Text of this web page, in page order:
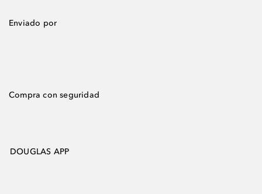
Enviado por
Compra con seguridad
DOUGLAS APP